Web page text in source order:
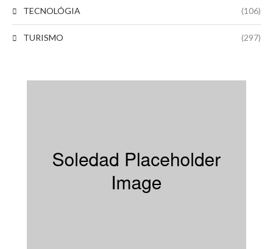
TECNOLÓGIA (106)
TURISMO (297)